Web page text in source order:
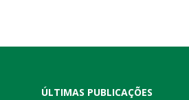
ÚLTIMAS PUBLICAÇÕES